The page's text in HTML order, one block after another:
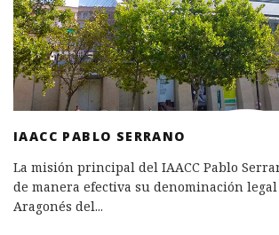
IAACC PABLO SERRANO
La misión principal del IAACC Pablo
de manera efectiva su denominación
Aragonés del...